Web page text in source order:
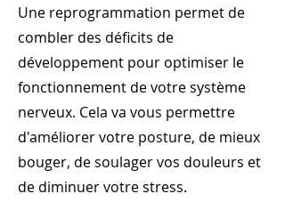
Une reprogrammation permet de
combler des déficits de
développement pour optimiser le
fonctionnement de votre système
nerveux. Cela va vous permettre
d'améliorer votre posture, de mieux
bouger, de soulager vos douleurs et
de diminuer votre stress.